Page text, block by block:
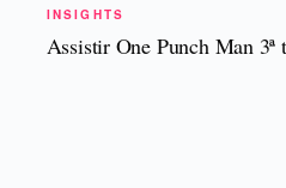
INSIGHTS
Assistir One Punch Man 3ª